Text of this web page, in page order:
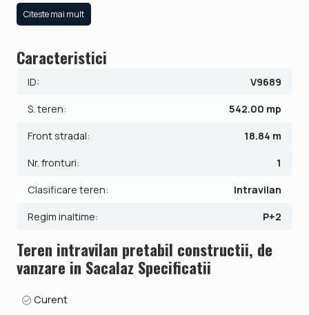
avand o suprafata de 542 mp, numar fronturi 1 si
deschiderea de 18 ml la strada.
Se accepta ca si modalitate de plata surse proprii sau
credit bancar.
ID intern: V9689
Citeste mai mult
Caracteristici
ID: V9689
S. teren: 542.00 mp
Front stradal: 18.84 m
Nr. fronturi: 1
Clasificare teren: Intravilan
Regim inaltime: P+2
Teren intravilan pretabil constructii, de
vanzare in Sacalaz Specificatii
Curent